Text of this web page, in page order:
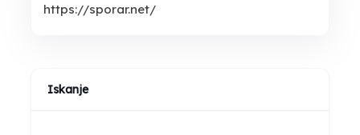
https://sporar.net/
Iskanje